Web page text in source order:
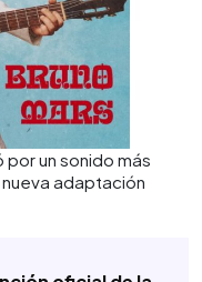
un sonido más
adaptación